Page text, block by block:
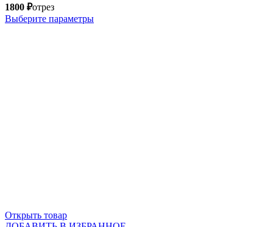
1800 ₽отрез
Выберите параметры
Открыть товар